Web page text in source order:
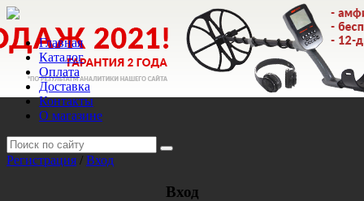
Главная
Каталог
Оплата
Доставка
Контакты
О магазине
Регистрация / Вход
Вход